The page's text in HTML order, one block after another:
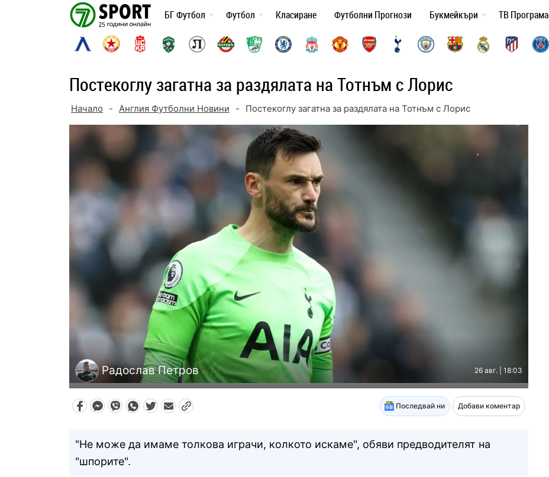
БГ Футбол Футбол Класиране Футболни Прогнози Букмейкъри ТВ Програма
Постекоглу загатна за раздялата на Тотнъм с Лорис
Начало - Англия Футболни Новини - Постекоглу загатна за раздялата на Тотнъм с Лорис
Радослав Петров 26 авг. | 18:03
Последвай ни Добави коментар
"Не може да имаме толкова играчи, колкото искаме", обяви предводителят на
"шпорите".